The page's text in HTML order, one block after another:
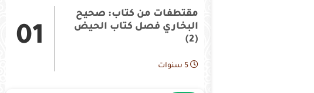
مقتطفات من كتاب: صحيح
البخاري فصل كتاب الحيض
(2)
01